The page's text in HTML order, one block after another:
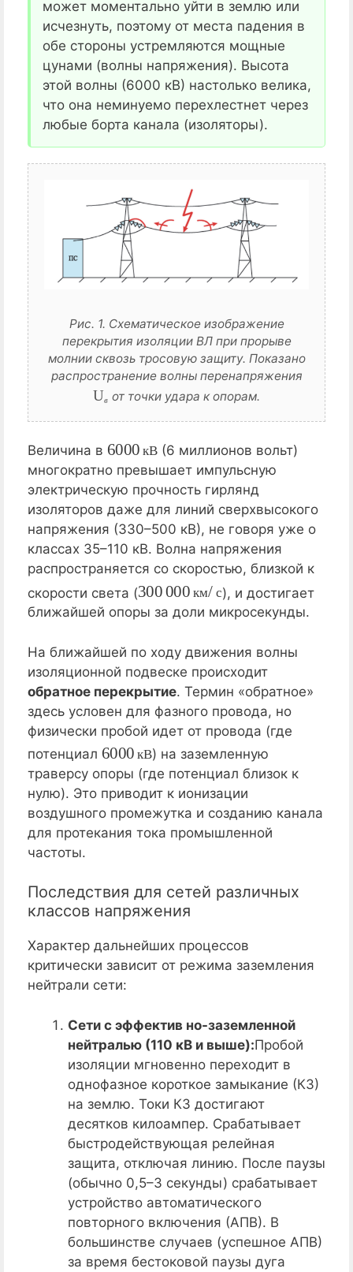
может моментально уйти в землю или
исчезнуть, поэтому от места падения в
обе стороны устремляются мощные
цунами (волны напряжения). Высота
этой волны (6000 кВ) настолько велика,
что она неминуемо перехлестнет через
любые борта канала (изоляторы).
Рис. 1. Схематическое изображение
перекрытия изоляции ВЛ при прорыве
молнии сквозь тросовую защиту. Показано
распространение волны перенапряжения
в
Uв
от точки удара к опорам.
Величина в кВ
6000 кВ
(6 миллионов вольт)
многократно превышает импульсную
электрическую прочность гирлянд
изоляторов даже для линий сверхвысокого
напряжения (330–500 кВ), не говоря уже о
классах 35–110 кВ. Волна напряжения
распространяется со скоростью, близкой к
скорости света (
км с
300000
км/с
), и достигает
ближайшей опоры за доли микросекунды.
На ближайшей по ходу движения волны
изоляционной подвеске происходит
обратное перекрытие. Термин «обратное»
здесь условен для фазного провода, но
физически пробой идет от провода (где
потенциал
кВ
6000 кВ
) на заземленную
траверсу опоры (где потенциал близок к
нулю). Это приводит к ионизации
воздушного промежутка и созданию канала
для протекания тока промышленной
частоты.
Последствия для сетей различных
классов напряжения
Характер дальнейших процессов
критически зависит от режима заземления
нейтрали сети:
Сети с эффектив но-заземленной
нейтралью (110 кВ и выше):Пробой
изоляции мгновенно переходит в
однофазное короткое замыкание (КЗ)
на землю. Токи КЗ достигают
десятков килоампер. Срабатывает
быстродействующая релейная
защита, отключая линию. После паузы
(обычно 0,5–3 секунды) срабатывает
устройство автоматического
повторного включения (АПВ). В
большинстве случаев (успешное АПВ)
за время бестоковой паузы дуга